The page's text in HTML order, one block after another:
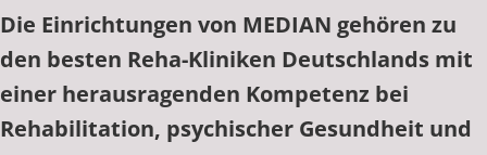
Die Einrichtungen von MEDIAN gehören zu
den besten Reha-Kliniken Deutschlands mit
einer herausragenden Kompetenz bei
Rehabilitation, psychischer Gesundheit und